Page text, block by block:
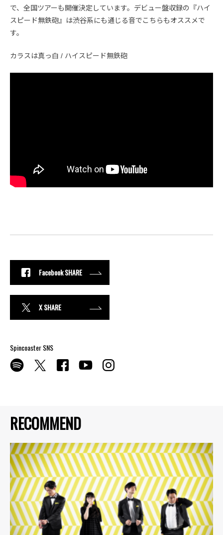
RECOMMEND
で、全国ツアーも開催決定しています。デビュー盤収録の『ハイ
スピード無鉄砲』は渋谷系にも通じる音でこちらもオススメで
す。
カラスは真っ白 / ハイスピード無鉄砲
Facebook SHARE
X SHARE
Spincoaster SNS